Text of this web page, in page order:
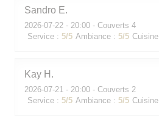
Sandro E
2026-07-22 - 20:00 - Couverts 4
Service : 5/5 Ambiance : 5/5 Cuisine
Kay H
2026-07-21 - 20:00 - Couverts 2
Service : 5/5 Ambiance : 5/5 Cuisine